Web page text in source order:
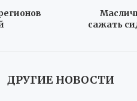
сажать
ДРУГИЕ НОВОСТИ